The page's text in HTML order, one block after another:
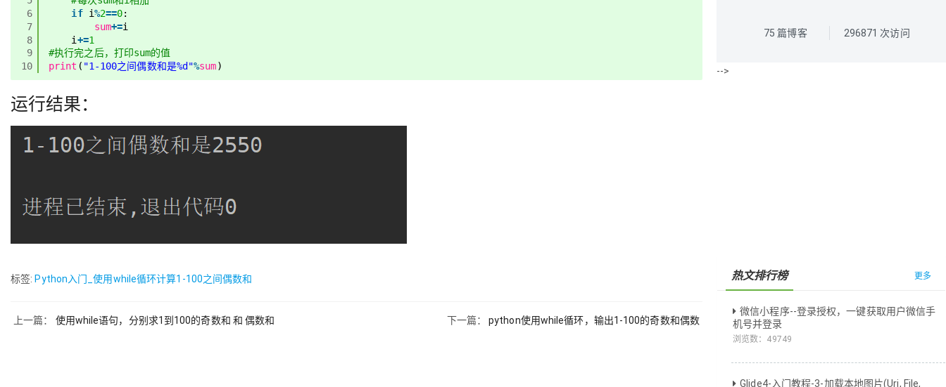
6
7
8
9
10
if i%2==0:
sum+=i
i +=1
#执行完之后，打印sum的值
print ( "1-100之间偶数和是%d"%sum)
运行结果：
标签: Python入门_使用while循环计算1-100之间偶数和
上一篇： 使用while语句，分别求1到100的奇数和 和 偶数和 下一篇：python使用while循环，输出1-100的奇数和偶数
75 篇博客 296871 次访问
-->
热文排行榜 更多
微信小程序--登录授权，一键获取用户微信手
机号并登录
浏览数： 49749
Glide4-入门教程-3-加载本地图片(Uri, File,